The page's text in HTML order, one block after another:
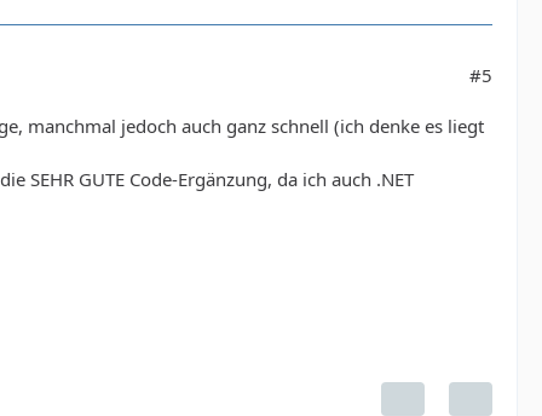
#5
manchmal jedoch auch ganz schnell (ich denke es liegt
GUTE Code-Ergänzung, da ich auch .NET